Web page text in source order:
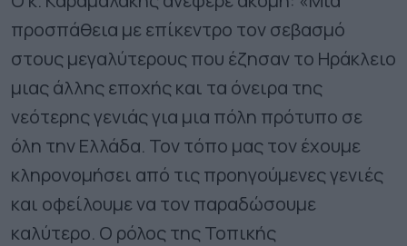
προσπάθεια με επίκεντρο τον σεβασμό
στους μεγαλύτερους που έζησαν το Ηράκλειο
μιας άλλης εποχής και τα όνειρα της
νεότερης γενιάς για μια πόλη πρότυπο σε
όλη την Ελλάδα. Τον τόπο μας τον έχουμε
κληρονομήσει από τις προηγούμενες γενιές
και οφείλουμε να τον παραδώσουμε
καλύτερο. Ο ρόλος της Τοπικής